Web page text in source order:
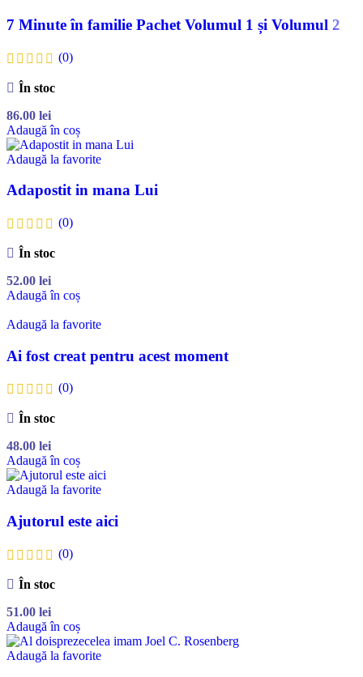
7 Minute în familie Pachet Volumul 1 și Volumul 2
(0)
În stoc
86.00 lei
Adaugă în coș
Adaugă la favorite
Adapostit in mana Lui
(0)
În stoc
52.00 lei
Adaugă în coș
Adaugă la favorite
Ai fost creat pentru acest moment
(0)
În stoc
48.00 lei
Adaugă în coș
Adaugă la favorite
Ajutorul este aici
(0)
În stoc
51.00 lei
Adaugă în coș
Adaugă la favorite